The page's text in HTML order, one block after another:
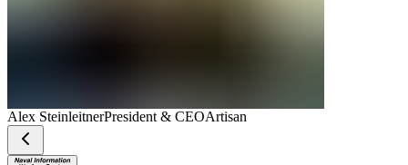
Alex SteinleitnerPresident & CEOArtisan